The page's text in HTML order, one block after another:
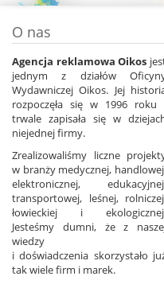
O nas
Agencja reklamowa Oikos
jednym z działów
Wydawniczej Oikos. Jej
rozpoczęła się w 1996 roku
trwale zapisała się w
niejednej firmy.
Zrealizowaliśmy liczne
w branży medycznej,
elektronicznej,
transportowej, leśnej,
łowieckiej i
Jesteśmy dumni, że z
wiedzy
i doświadczenia skorzystało
tak wiele firm i marek.